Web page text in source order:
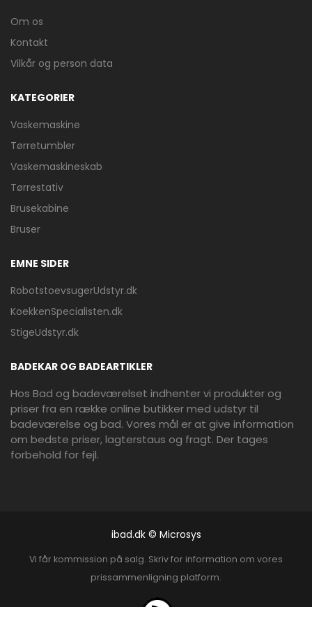
Om os
Kontakt
Vilkår og person data
KATEGORIER
Vaskemaskine
Tørretumbler
Vaskemaskineskab
Tørrestativ
Brusekabine
Bruser
EMNE SIDER
RobotstoevsugerUdstyr.dk
KoekkenSpecialisten.dk
StigeUdstyr.dk
BADEKAR OG BADEARTIKLER
Hos Bad og badeværelset indhenter vi produkter og
priser fra en række online butikker med udstyr til
badeværelse og bad. Vores mål er at give information
om bedste priser, lagterstaus og fragt. Der tages
forbehold for fejl.
ibad.dk © Microsys
Vi får kommission på salg. Skriv for information om vores
prissammenligning platform.